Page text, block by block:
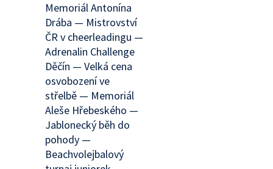
Memoriál Antonína
Drába — Mistrovství
ČR v cheerleadingu —
Adrenalin Challenge
Děčín — Velká cena
osvobození ve
střelbě — Memoriál
Aleše Hřebeského —
Jablonecký běh do
pohody —
Beachvolejbalový